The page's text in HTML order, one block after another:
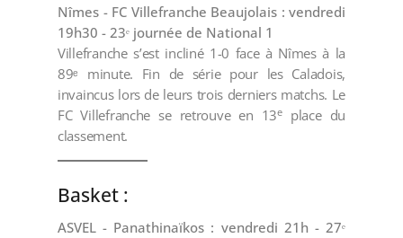
Nîmes - FC Villefranche Beaujolais : vendredi
19h30 - 23ᵉ journée de National 1
Villefranche s’est incliné 1-0 face à Nîmes à la
89ᵉ minute. Fin de série pour les Caladois,
invaincus lors de leurs trois derniers matchs. Le
FC Villefranche se retrouve en 13eplace du
classement.
Basket :
ASVEL - Panathinaïkos : vendredi 21h - 27ᵉ